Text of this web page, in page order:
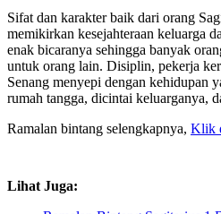
Sifat dan karakter baik dari orang
memikirkan kesejahteraan keluarga
enak bicaranya sehingga banyak
untuk orang lain. Disiplin, pekerja
Senang menyepi dengan kehidupan
rumah tangga, dicintai keluarganya,
Ramalan bintang selengkapnya, Klik
Lihat Juga: